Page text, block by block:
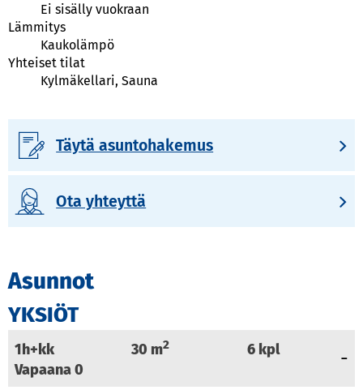
Ei sisälly vuokraan
Lämmitys
Kaukolämpö
Yhteiset tilat
Kylmäkellari, Sauna
Täytä asuntohakemus
Ota yhteyttä
Asunnot
YKSIÖT
1h+kk 30 m2 6 kpl
Vapaana0